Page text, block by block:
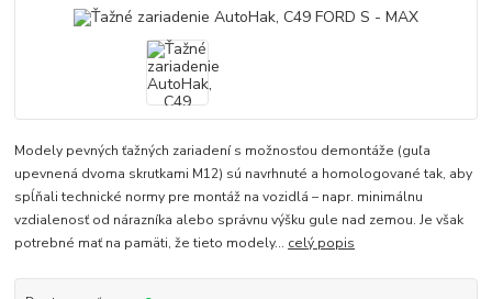
Modely pevných ťažných zariadení s možnosťou demontáže (guľa
upevnená dvoma skrutkami M12) sú navrhnuté a homologované tak, aby
spĺňali technické normy pre montáž na vozidlá – napr. minimálnu
vzdialenosť od nárazníka alebo správnu výšku gule nad zemou. Je však
potrebné mať na pamäti, že tieto modely... celý popis